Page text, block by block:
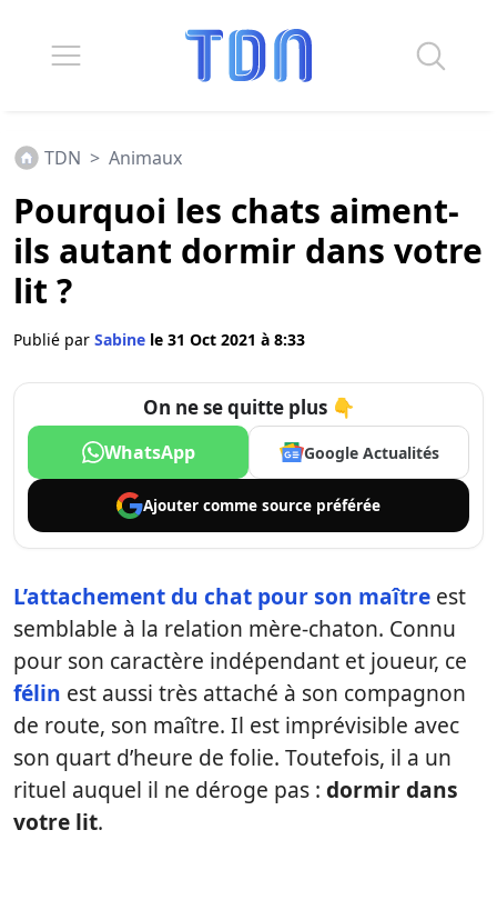
TDN > Animaux
Pourquoi les chats aiment-
ils autant dormir dans votre
lit ?
Publié par Sabine le 31 Oct 2021 à 8:33
On ne se quitte plus 👇
WhatsApp Google Actualités
Ajouter comme source préférée
L’attachement du chat pour son maître est
semblable à la relation mère-chaton. Connu
pour son caractère indépendant et joueur, ce
félin est aussi très attaché à son compagnon
de route, son maître. Il est imprévisible avec
son quart d’heure de folie. Toutefois, il a un
rituel auquel il ne déroge pas : dormir dans
votre lit.